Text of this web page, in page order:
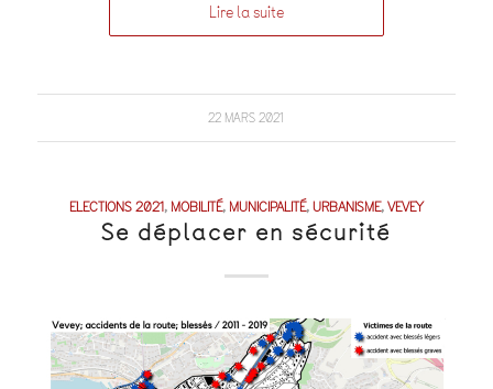
Lire la suite
22 MARS 2021
ELECTIONS 2021, MOBILITÉ, MUNICIPALITÉ,URBANISME,VEVEY
Se déplacer en sécurité